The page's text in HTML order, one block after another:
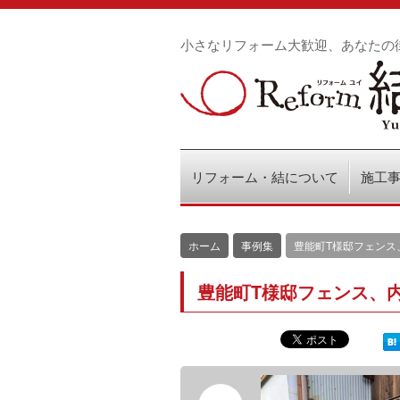
小さなリフォーム大歓迎、あなた
リフォーム・結について 施工
ホーム 事例集 豊能町T様邸フェン
豊能町T様邸フェンス、